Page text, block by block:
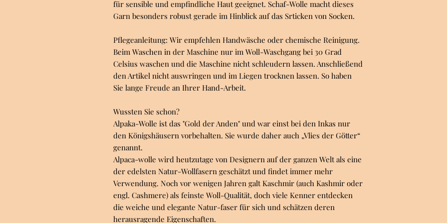
für sensible und empfindliche Haut geeignet. Schaf-Wolle macht dieses
Garn besonders robust gerade im Hinblick auf das Srticken von Socken.
Pflegeanleitung: Wir empfehlen Handwäsche oder chemische Reinigung.
Beim Waschen in der Maschine nur im Woll-Waschgang bei 30 Grad
Celsius waschen und die Maschine nicht schleudern lassen. Anschließend
den Artikel nicht auswringen und im Liegen trocknen lassen. So haben
Sie lange Freude an Ihrer Hand-Arbeit.
Wussten Sie schon?
Alpaka-Wolle ist das "Gold der Anden" und war einst bei den Inkas nur
den Königshäusern vorbehalten. Sie wurde daher auch „Vlies der Götter“
genannt.
Alpaca-wolle wird heutzutage von Designern auf der ganzen Welt als eine
der edelsten Natur-Wollfasern geschätzt und findet immer mehr
Verwendung. Noch vor wenigen Jahren galt Kaschmir (auch Kashmir oder
engl. Cashmere) als feinste Woll-Qualität, doch viele Kenner entdecken
die weiche und elegante Natur-faser für sich und schätzen deren
herausragende Eigenschaften.